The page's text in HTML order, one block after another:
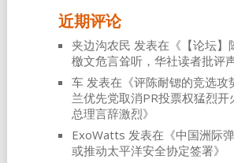
近期评论
夹边沟农民 发表在《 【论坛
檄文危言耸听，华社读者批评
车发表在《评陈耐锶的竞选攻
兰优先党取消PR投票权猛烈开
总理言辞激烈》
ExoWatts 发表在《中国洲际
或推动太平洋安全协定签署》